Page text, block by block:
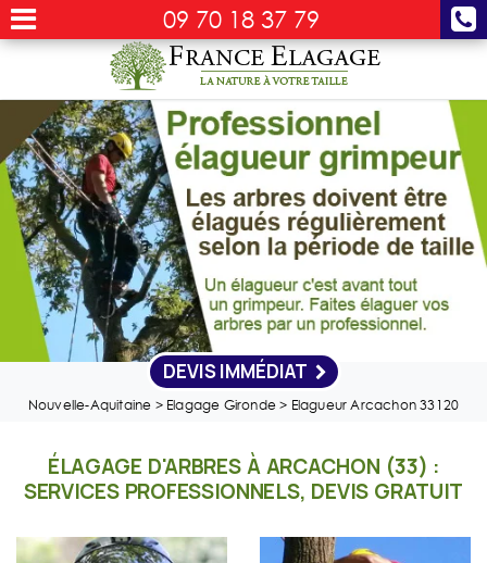
09 70 18 37 79
DEVIS IMMÉDIAT
Nouvelle-Aquitaine > Elagage Gironde> Elagueur Arcachon 33120
ÉLAGAGE D'ARBRES À ARCACHON (33) :
SERVICES PROFESSIONNELS, DEVIS GRATUIT